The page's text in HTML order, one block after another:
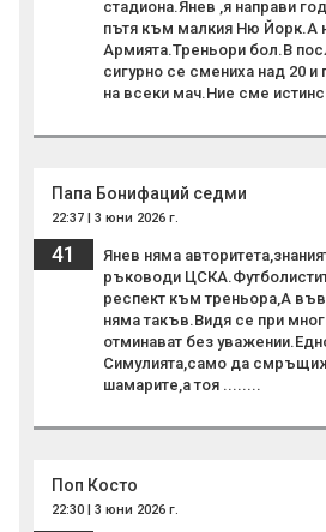
стадиона.Янев ,я направи
пътя към малкия Ню Йорк.А
Армията.Треньори бол.В
сигурно се смениха над 20
на всеки мач.Ние сме
Папа Бонифаций седми
22:37 | 3 юни 2026 г.
41
Янев няма
ръководи
респект към треньора,А
няма такъв.Видя се при
отминават без
Симулията,само да
шамарите,а тоя ........
Поп Косто
22:30 | 3 юни 2026 г.